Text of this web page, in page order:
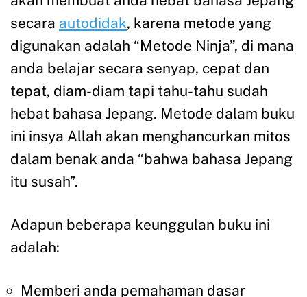
secara autodidak, karena metode yang
digunakan adalah “Metode Ninja”, di mana
anda belajar secara senyap, cepat dan
tepat, diam-diam tapi tahu-tahu sudah
hebat bahasa Jepang. Metode dalam buku
ini insya Allah akan menghancurkan mitos
dalam benak anda “bahwa bahasa Jepang
itu susah”.
Adapun beberapa keunggulan buku ini
adalah:
Memberi anda pemahaman dasar